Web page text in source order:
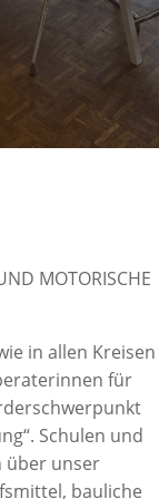
MOTORISCHE
in allen Kreisen
für
Schulen und
über unser
bauliche